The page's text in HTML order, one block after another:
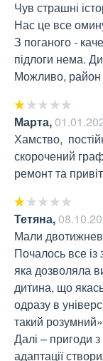
Чув страшні
Нас це все
З поганого -
підлоги нема.
Можливо, район
Марта,
Хамство,
скорочений
ремонт та
Тетяна,
Мали
Почалось все із
яка дозволяла
дитина, що
одразу в
такий
Далі – пригоди
адаптації